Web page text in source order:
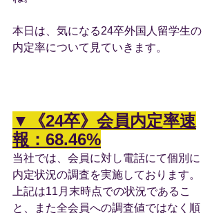
本日は、気になる24卒外国人留学生の
内定率について見ていきます。
▼《24卒》会員内定率速
報：68.46%
当社では、会員に対し電話にて個別に
内定状況の調査を実施しております。
上記は11月末時点での状況であるこ
と、また全会員への調査値ではなく順